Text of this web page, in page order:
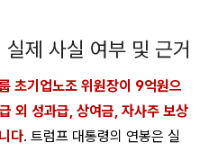
제 사실 여부 및 근거
초기업노조 위원장이 9억원으
외 성과급, 상여금, 자사주 보상
다. 트럼프 대통령의 연봉은 실